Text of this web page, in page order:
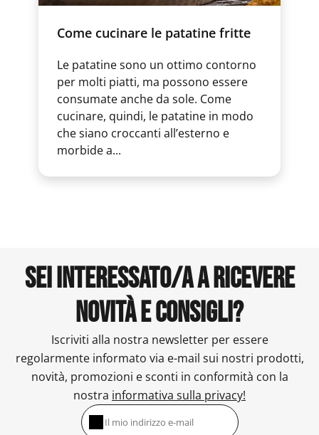
Come cucinare le patatine fritte
Le patatine sono un ottimo contorno
per molti piatti, ma possono essere
consumate anche da sole. Come
cucinare, quindi, le patatine in modo
che siano croccanti all’esterno e
morbide a...
SEI INTERESSATO/A A RICEVERE
NOVITÀ E CONSIGLI?
Iscriviti alla nostra newsletter per essere
regolarmente informato via e-mail sui nostri prodotti,
novità, promozioni e sconti in conformità con la
nostra informativa sulla privacy!